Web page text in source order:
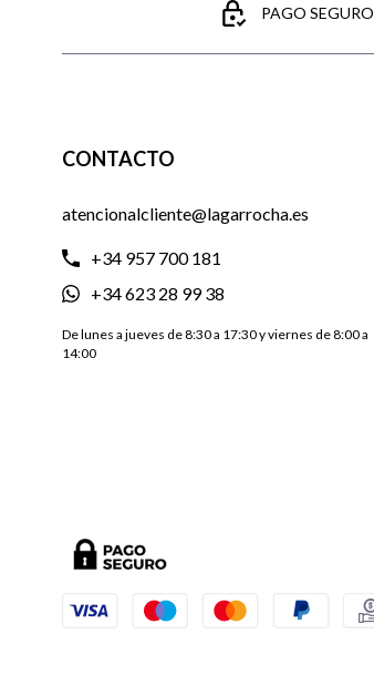
PAGO SEGURO
CONTACTO
atencionalcliente@lagarrocha.es
+34 957 700 181
+34 623 28 99 38
De lunes a jueves de 8:30 a 17:30 y viernes de 8:00 a
14:00